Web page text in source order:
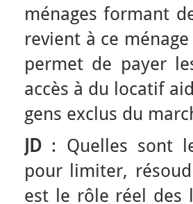
ménages formant
revient à ce
permet de payer
accès à du locatif
gens exclus du
JD : Quelles sont
pour limiter,
est le rôle réel des